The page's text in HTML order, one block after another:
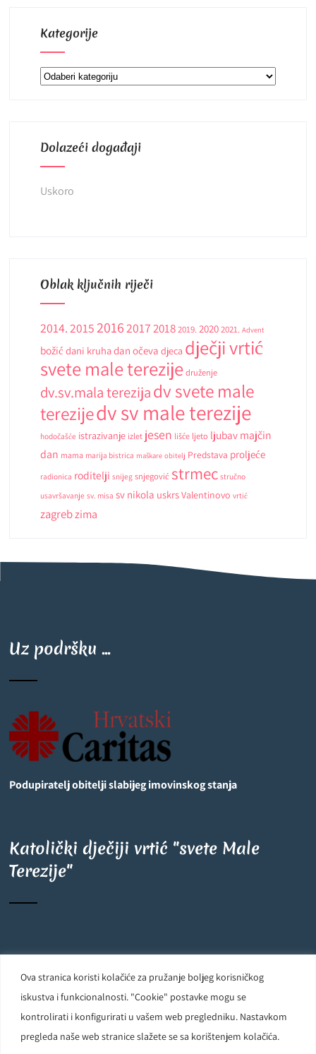
Ova stranica koristi kolačiće za pružanje boljeg korisničkog
iskustva i funkcionalnosti. "Cookie" postavke mogu se
kontrolirati i konfigurirati u vašem web pregledniku. Nastavkom
pregleda naše web stranice slažete se sa korištenjem kolačića.
Kategorije
Kategorije
Dolazeći događaji
Uskoro
Oblak ključnih riječi
2014.2015201620172018 2019. 2020 2021. Advent
božić dani kruhadan očeva djeca dječji vrtić
svete male terezije druženje
dv.sv.mala terezijadv svete male
terezijedv sv male terezije
hodočašće istrazivanje izlet jesen lišće ljeto ljubav majčin
dan mama marija bistrica maškare obitelj Predstava proljeće
radionica roditelji snijeg snjegović strmec stručno
usavršavanje sv. misa sv nikola uskrsValentinovo vrtić
zagrebzima
Uz podršku ...
Podupiratelj obitelji slabijeg imovinskog stanja
Katolički dječiji vrtić "svete Male
Terezije"
Carmelite Sisters DCJ. Made in Kingdom of God. Since 1891. All
rights reserved.